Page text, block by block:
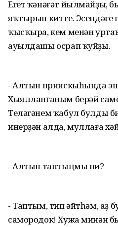
Егет ҡәнәғәт йылмайҙы,
яҡтырып китте.
ҡысҡыра, кем менән
ауылдашы осрап ҡуйҙы.
- Алтын приискыһында
Хыялланғаным берәй
Теләгәнем ҡабул булды
инерҙән алда, муллаға
- Алтын таптыңмы ни?
- Таптым, тип әйтһәм, аҙ
самородок! Хужа минән